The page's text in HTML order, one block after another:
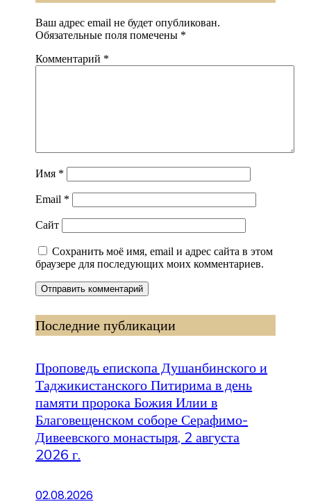
Ваш адрес email не будет опубликован.
Обязательные поля помечены *
Комментарий *
Имя *
Email *
Сайт
Сохранить моё имя, email и адрес сайта в этом
браузере для последующих моих комментариев.
Последние публикации
Проповедь епископа Душанбинского и
Таджикистанского Питирима в день
памяти пророка Божия Илии в
Благовещенском соборе Серафимо-
Дивеевского монастыря, 2 августа
2026 г.
02.08.2026